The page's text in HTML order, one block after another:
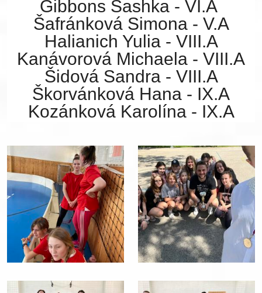
Gibbons Sashka - VI.A
Šafránková Simona - V.A
Halianich Yulia - VIII.A
Kanávorová Michaela - VIII.A
Šidová Sandra - VIII.A
Škorvánková Hana - IX.A
Kozánková Karolína - IX.A